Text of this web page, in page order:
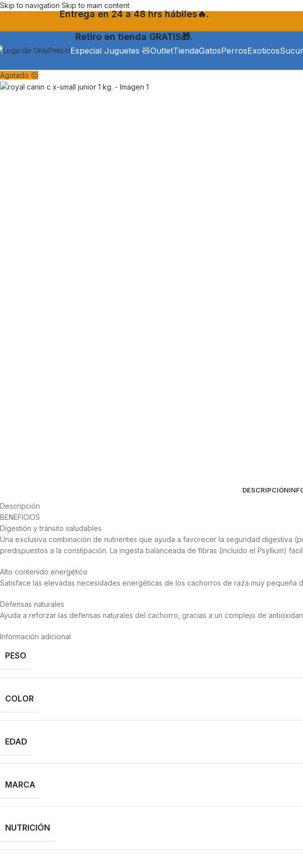
Skip to navigation Skip to main content
Entrega en 24 a 48 hrs hábiles🔥.
Retiro en tienda GRATIS🎁.
Especial Juguetes 🧸OutletTiendaGatosPerrosExoticos
Agotado 😔
DESCRIPCIÓN
Descripción
BENEFICIOS
Digestión y tránsito saludables
Una exclusiva combinación de nutrientes que ayuda a favorecer la seguridad digestiva
predispuestos a la constipación. La ingesta balanceada de fibras (incluido el Psyllium)
Alto contenido energético
Satisface las elevadas necesidades energéticas de los cachorros de raza muy
Defensas naturales
Ayuda a reforzar las defensas naturales del cachorro, gracias a un complejo de
Información adicional
PESO
COLOR
EDAD
MARCA
NUTRICIÓN